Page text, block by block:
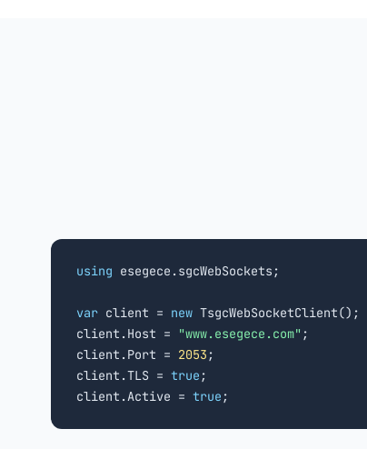
using esegece.sgcWebSockets;
var client = new TsgcWebSocketClient();
client.Host =
"www.esegece.com" ;
client.Port = 2053 ;
client.TLS = true ;
client.Active = true ;